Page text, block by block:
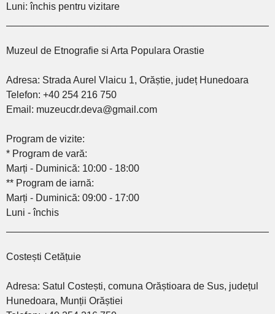
Luni: închis pentru vizitare
Muzeul de Etnografie si Arta Populara Orastie
Adresa: Strada Aurel Vlaicu 1, Orăștie, județ Hunedoara
Telefon: +40 254 216 750
Email: muzeucdr.deva@gmail.com
Program de vizite:
* Program de vară:
Marți - Duminică: 10:00 - 18:00
** Program de iarnă:
Marți - Duminică: 09:00 - 17:00
Luni - închis
Costești Cetățuie
Adresa: Satul Costești, comuna Orăștioara de Sus, județul
Hunedoara, Munții Orăștiei